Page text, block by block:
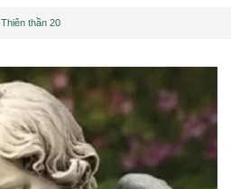
Thiên thần 20